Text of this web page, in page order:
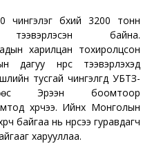
чингэлэг бүхий 3200 тонн
байна.
харилцан тохиролцсон
дагуу нүүрс тээвэрлэхэд
тусгай чингэлгүүд УБТЗ-
Эрээн боомтоор
хүрчээ. Ийнхүү Монголын
байгаа нь нүүрсээ гуравдагч
харууллаа.